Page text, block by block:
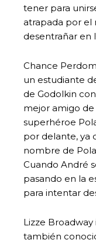
tener para
atrapada por el
desentrañar en
Chance
un estudiante
de Godolkin
mejor amigo de
superhéroe
por delante, ya
nombre de
Cuando André
pasando en la
para intentar
Lizze
también